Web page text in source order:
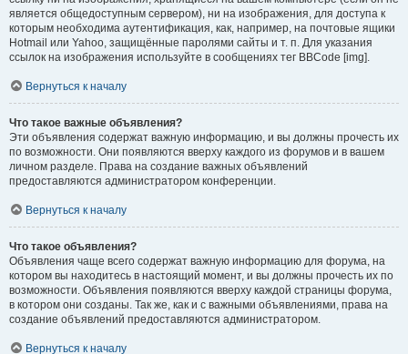
является общедоступным сервером), ни на изображения, для доступа к
которым необходима аутентификация, как, например, на почтовые ящики
Hotmail или Yahoo, защищённые паролями сайты и т. п. Для указания
ссылок на изображения используйте в сообщениях тег BBCode [img].
Вернуться к началу
Что такое важные объявления?
Эти объявления содержат важную информацию, и вы должны прочесть их
по возможности. Они появляются вверху каждого из форумов и в вашем
личном разделе. Права на создание важных объявлений
предоставляются администратором конференции.
Вернуться к началу
Что такое объявления?
Объявления чаще всего содержат важную информацию для форума, на
котором вы находитесь в настоящий момент, и вы должны прочесть их по
возможности. Объявления появляются вверху каждой страницы форума,
в котором они созданы. Так же, как и с важными объявлениями, права на
создание объявлений предоставляются администратором.
Вернуться к началу